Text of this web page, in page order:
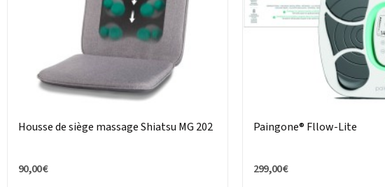
Housse de siège massage Shiatsu MG 202
90,00 €
Paingone® Fllow-Lite
299,00 €